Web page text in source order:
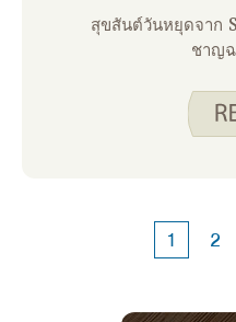
สุขสันต์วันหยุดจาก
ชาญ
1 2